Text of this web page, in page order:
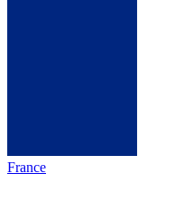
France